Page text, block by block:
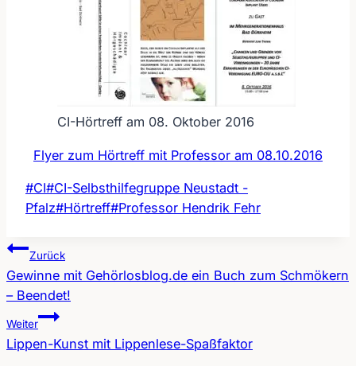
CI-Hörtreff am 08. Oktober 2016
Flyer zum Hörtreff mit Professor am 08.10.2016
Schlagworte:
#CI#CI-Selbsthilfegruppe Neustadt -
Pfalz#Hörtreff#Professor Hendrik Fehr
Beitragsnavigation
Zurück
Gewinne mit Gehörlosblog.de ein Buch zum Schmökern
– Beendet!
Weiter
Lippen-Kunst mit Lippenlese-Spaßfaktor